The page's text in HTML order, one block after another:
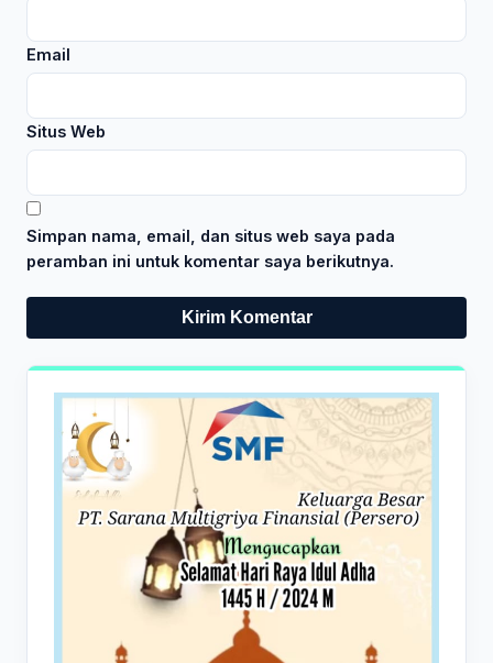
Email
Situs Web
Simpan nama, email, dan situs web saya pada
peramban ini untuk komentar saya berikutnya.